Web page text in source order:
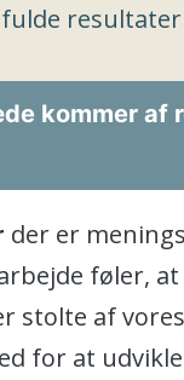
resultater
kommer af
der er
føler,
stolte af
for at